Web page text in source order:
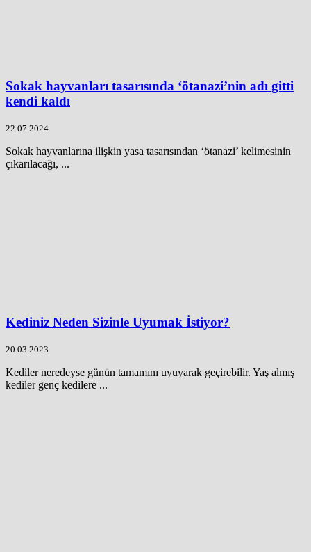
Sokak hayvanları tasarısında ‘ötanazi’nin adı gitti
kendi kaldı
22.07.2024
Sokak hayvanlarına ilişkin yasa tasarısından ‘ötanazi’ kelimesinin
çıkarılacağı, ...
Kediniz Neden Sizinle Uyumak İstiyor?
20.03.2023
Kediler neredeyse günün tamamını uyuyarak geçirebilir. Yaş almış
kediler genç kedilere ...